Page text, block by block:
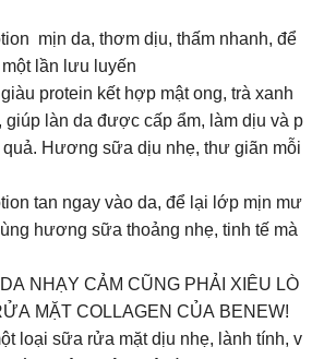
mịn da, thơm dịu, thấm nhanh, để
lần lưu luyến
protein kết hợp mật ong, trà xanh
giúp làn da được cấp ẩm, làm dịu và p
quả. Hương sữa dịu nhẹ, thư giãn mỗi
tan ngay vào da, để lại lớp mịn mư
hương sữa thoảng nhẹ, tinh tế mà
NHẠY CẢM CŨNG PHẢI XIÊU LÒ
MẶT COLLAGEN CỦA BENEW!
loại sữa rửa mặt dịu nhẹ, lành tính, v